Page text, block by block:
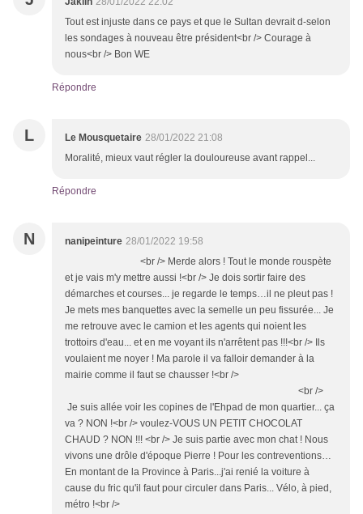
Tout est injuste dans ce pays et que le Sultan devrait d-selon
les sondages à nouveau être président<br /> Courage à
nous<br /> Bon WE
Répondre
L Le Mousquetaire 28/01/2022 21:08
Moralité, mieux vaut régler la douloureuse avant rappel...
Répondre
N nanipeinture 28/01/2022 19:58
<br /> Merde alors ! Tout le monde rouspète
et je vais m'y mettre aussi !<br /> Je dois sortir faire des
démarches et courses... je regarde le temps…il ne pleut pas !
Je mets mes banquettes avec la semelle un peu fissurée... Je
me retrouve avec le camion et les agents qui noient les
trottoirs d'eau... et en me voyant ils n'arrêtent pas !!!<br /> Ils
voulaient me noyer ! Ma parole il va falloir demander à la
mairie comme il faut se chausser !<br />
<br />
Je suis allée voir les copines de l'Ehpad de mon quartier... ça
va ? NON !<br /> voulez-VOUS UN PETIT CHOCOLAT
CHAUD ? NON !!! <br /> Je suis partie avec mon chat ! Nous
vivons une drôle d'époque Pierre ! Pour les contreventions…
En montant de la Province à Paris...j'ai renié la voiture à
cause du fric qu'il faut pour circuler dans Paris... Vélo, à pied,
métro !<br />